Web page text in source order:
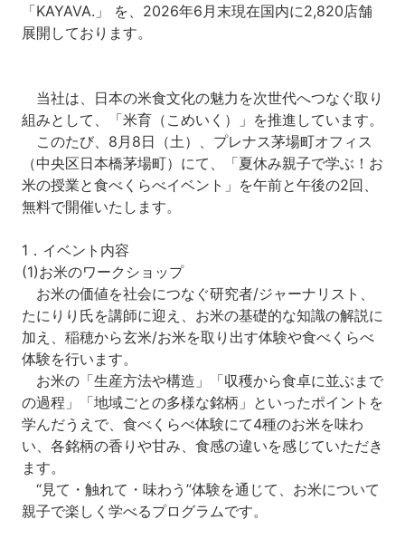
「KAYAVA.」 を、2026年6月末現在国内に2,820店舗
展開しております。
当社は、日本の米食文化の魅力を次世代へつなぐ取り
組みとして、「米育（こめいく）」を推進しています。
このたび、8月8日（土）、プレナス茅場町オフィス
（中央区日本橋茅場町）にて、「夏休み親子で学ぶ！お
米の授業と食べくらべイベント」を午前と午後の2回、
無料で開催いたします。
1．イベント内容
(1)お米のワークショップ
お米の価値を社会につなぐ研究者/ジャーナリスト、
たにりり氏を講師に迎え、お米の基礎的な知識の解説に
加え、稲穂から玄米/お米を取り出す体験や食べくらべ
体験を行います。
お米の「生産方法や構造」「収穫から食卓に並ぶまで
の過程」「地域ごとの多様な銘柄」といったポイントを
学んだうえで、食べくらべ体験にて4種のお米を味わ
い、各銘柄の香りや甘み、食感の違いを感じていただき
ます。
“見て・触れて・味わう”体験を通じて、お米について
親子で楽しく学べるプログラムです。